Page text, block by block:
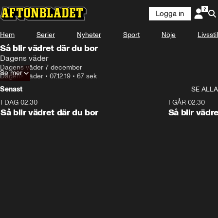
Logga in
Hem Serier Nyheter Sport Nöje Livsstil
Så blir vädret där du bor
Dagens väder
Dagens väder 7 december
Dagens väder • 07.12.19 • 67 sek
Se mer
Senast
SE ALLA
I DAG 02:30
Så blir vädret där du bor
I GÅR 02:30
Så blir